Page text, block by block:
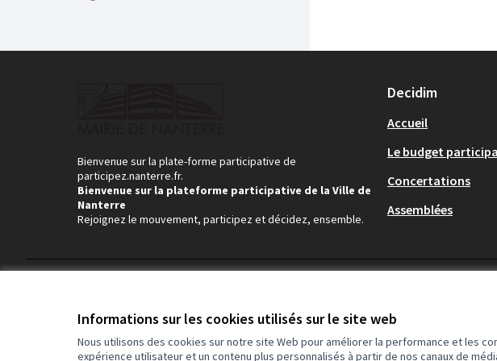
Informations sur les cookies utilisés sur le site web
Nous utilisons des cookies sur notre site Web pour améliorer la performance et les
expérience utilisateur et un contenu plus personnalisés à partir de nos canaux de
Bienvenue sur la plate-forme participative de
participez.nanterre.fr.
Bienvenue sur la plateforme participative de la Ville de
Nanterre
Rejoignez le mouvement, participez et décidez, ensemble.
Decidim
Accueil
Le budget
Concertations
Assemblées